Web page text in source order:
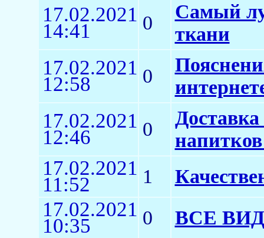
17.02.2021
14:41 0
Самый
ткани
17.02.2021
12:58 0
17.02.2021
12:46 0
17.02.2021
11:52 1
17.02.2021
10:35 0 ВСЕ